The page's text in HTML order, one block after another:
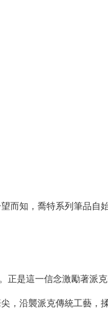
而知，喬特系列筆品自
正是這一信念激勵著
，沿襲派克傳統工藝